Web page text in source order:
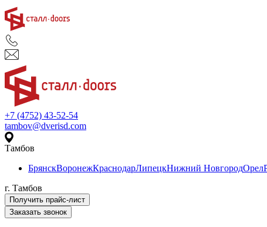
+7 (4752) 43-52-54
tambov@dverisd.com
Тамбов
БрянскВоронежКраснодарЛипецкНижний НовгородОрел
г. Тамбов
Получить прайс-лист
Заказать звонок